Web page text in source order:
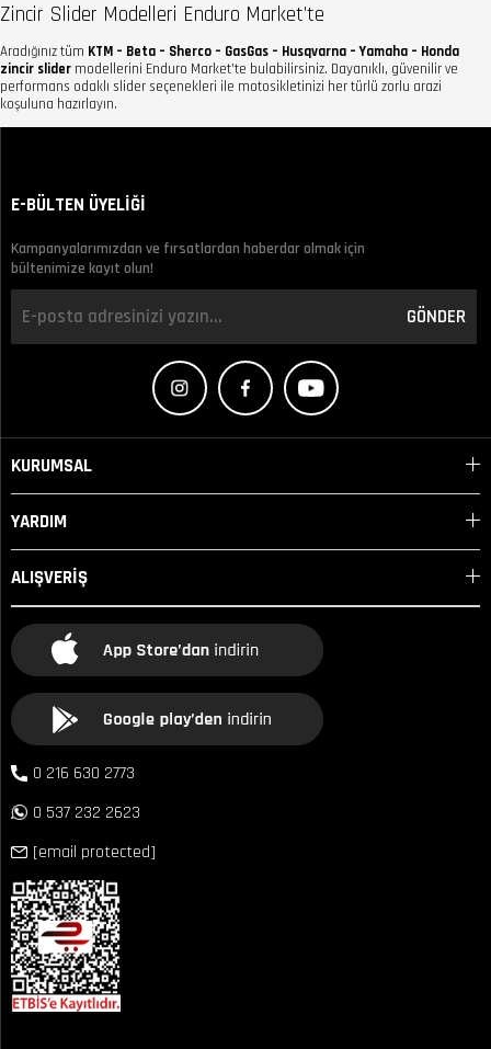
Zincir Slider Modelleri Enduro Market’te
Aradığınız tüm KTM – Beta – Sherco – GasGas – Husqvarna – Yamaha – Honda
zincir slider modellerini Enduro Market’te bulabilirsiniz. Dayanıklı, güvenilir ve
performans odaklı slider seçenekleri ile motosikletinizi her türlü zorlu arazi
koşuluna hazırlayın.
E-BÜLTEN ÜYELİĞİ
Kampanyalarımızdan ve fırsatlardan haberdar olmak için
bültenimize kayıt olun!
GÖNDER
KURUMSAL
YARDIM
ALIŞVERİŞ
0 216 630 2773
0 537 232 2623
[email protected]